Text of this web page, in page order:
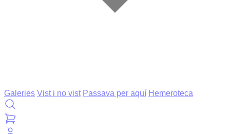
Galeries Vist i no vist Passava per aquí Hemeroteca